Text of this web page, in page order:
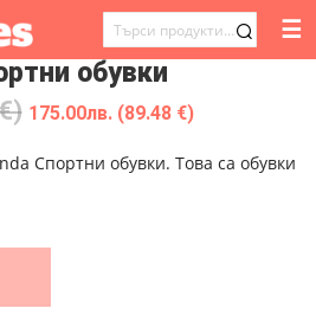
ТЪРСЕНЕ
ЗА:
☰
обувки
175.00лв. (89.48 €)
Спортни обувки. Това са обувки